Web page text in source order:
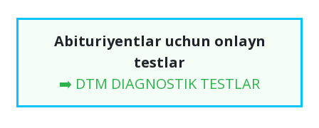
Abituriyentlar uchun onlayn
testlar
➡️ DTM DIAGNOSTIK TESTLAR